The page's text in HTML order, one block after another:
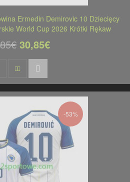
Ermedin Demirovic 10 Dziecięcy
World Cup 2026 Krótki Rękaw
30,85€
-53%